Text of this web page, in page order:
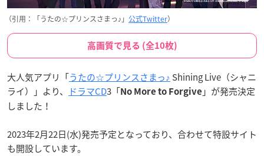
（引用：「うたの☆プリンスさまっ♪」 公式Twitter）
高画質で見る (全10枚)
大人気アプリ「うたの☆プリンスさまっ♪ Shining Live（シャニ
ライ）」より、
ドラマCD3「 No More to Forgive 」が発売決定
しました！
2023年2月22日(水)発売予定となっており、合わせて特設サイト
も開設しています。